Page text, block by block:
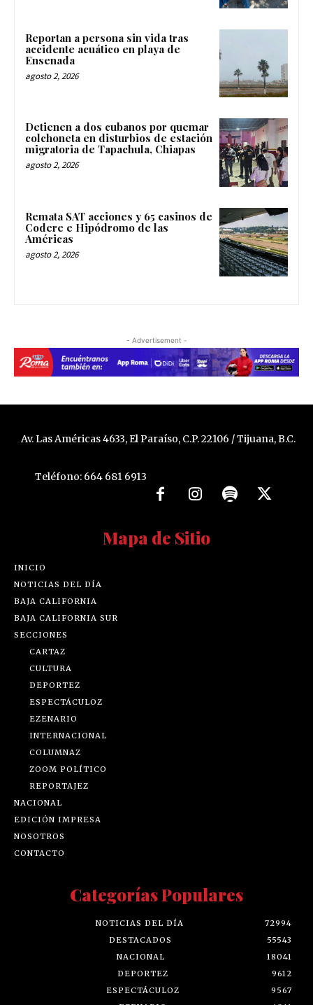
Reportan a persona sin vida tras
accidente acuático en playa de
Ensenada
agosto 2, 2026
Detienen a dos cubanos por quemar
colchoneta en disturbios de estación
migratoria de Tapachula, Chiapas
agosto 2, 2026
Remata SAT acciones y 65 casinos de
Codere e Hipódromo de las
Américas
agosto 2, 2026
- Advertisement -
Av. Las Américas 4633, El Paraíso, C.P. 22106 / Tijuana, B.C.
Teléfono: 664 681 6913
Mapa de Sitio
INICIO
NOTICIAS DEL DÍA
BAJA CALIFORNIA
BAJA CALIFORNIA SUR
SECCIONES
CARTAZ
CULTURA
DEPORTEZ
ESPECTÁCULOZ
EZENARIO
INTERNACIONAL
COLUMNAZ
ZOOM POLÍTICO
REPORTAJEZ
NACIONAL
EDICIÓN IMPRESA
NOSOTROS
CONTACTO
Categorías Populares
NOTICIAS DEL DÍA
72994
DESTACADOS
55543
NACIONAL
18041
DEPORTEZ
9612
ESPECTÁCULOZ
9567